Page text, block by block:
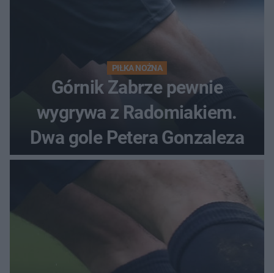
PIŁKA NOŻNA
Górnik Zabrze pewnie
wygrywa z Radomiakiem.
Dwa gole Petera Gonzaleza